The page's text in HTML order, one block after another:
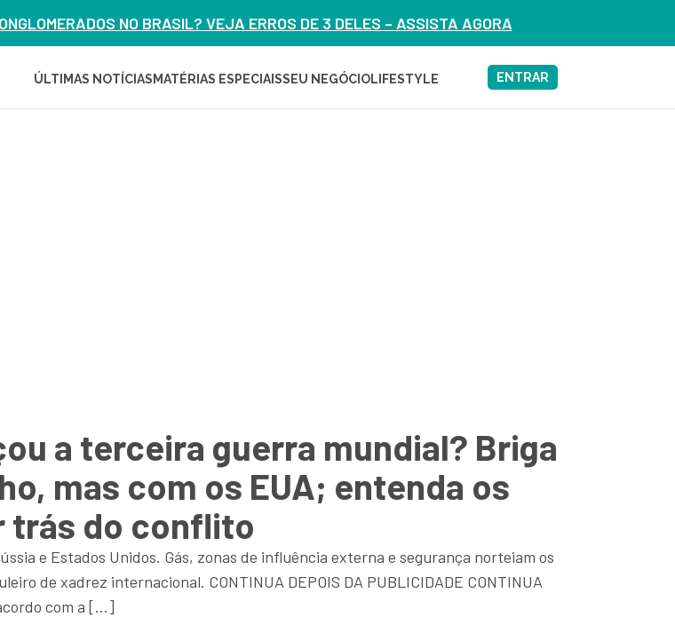
NO BRASIL? VEJA ERROS DE 3 DELES – ASSISTA AGORA
ÚLTIMAS NOTÍCIAS MATÉRIAS ESPECIAISSEU NEGÓCIOLIFESTYLE ENTRAR
a terceira guerra mundial? Briga
mas com os EUA; entenda os
trás do conflito
e Estados Unidos. Gás, zonas de influência externa e segurança norteiam os
de xadrez internacional. CONTINUA DEPOIS DA PUBLICIDADE CONTINUA
com a […]